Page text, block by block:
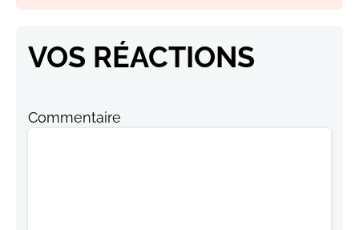
VOS RÉACTIONS
Commentaire